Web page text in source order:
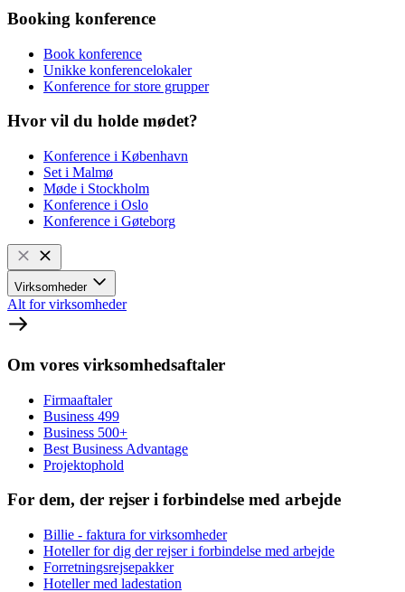
Booking konference
Book konference
Unikke konferencelokaler
Konference for store grupper
Hvor vil du holde mødet?
Konference i København
Set i Malmø
Møde i Stockholm
Konference i Oslo
Konference i Gøteborg
Virksomheder
Alt for virksomheder
Om vores virksomhedsaftaler
Firmaaftaler
Business 499
Business 500+
Best Business Advantage
Projektophold
For dem, der rejser i forbindelse med arbejde
Billie - faktura for virksomheder
Hoteller for dig der rejser i forbindelse med arbejde
Forretningsrejsepakker
Hoteller med ladestation